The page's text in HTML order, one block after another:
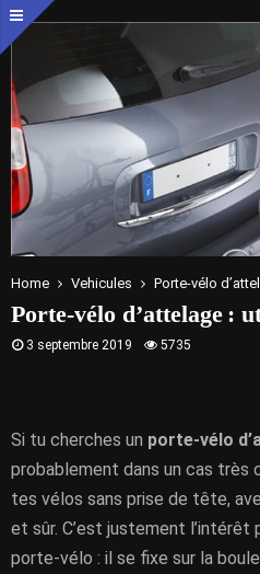
Home Vehicules Porte-vélo
Porte-vélo d’attelage :
3 septembre 2019 5735
Si tu cherches un porte-vélo
probablement dans un cas
tes vélos sans prise de tête,
et sûr. C’est justement
porte-vélo : il se fixe sur la